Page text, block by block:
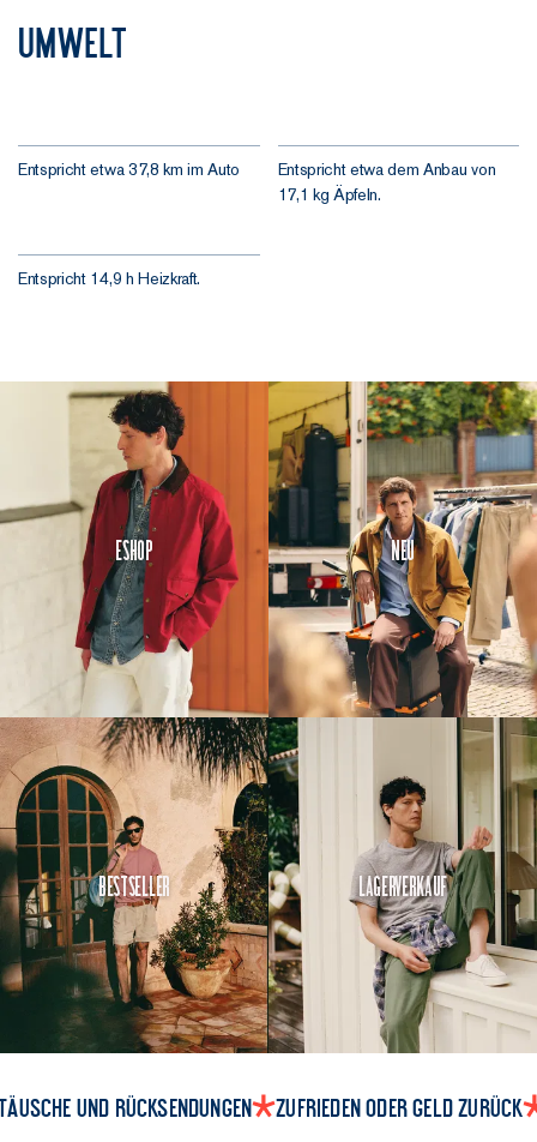
Umwelt
Entspricht etwa 37,8 km im Auto
Entspricht etwa dem Anbau von
17,1 kg Äpfeln.
Entspricht 14,9 h Heizkraft.
Eshop Neu
Bestseller Lagerverkauf
und Rücksendungen Zufrieden oder Geld zurück